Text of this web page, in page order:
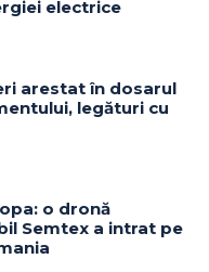
electrice
arestat în dosarul
legături cu
o dronă
Semtex a intrat pe